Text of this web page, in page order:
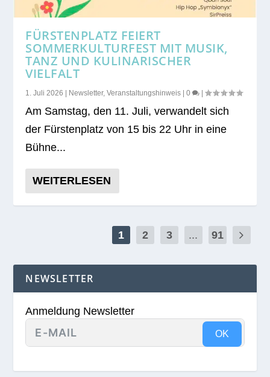
FÜRSTENPLATZ FEIERT
SOMMERKULTURFEST MIT MUSIK,
TANZ UND KULINARISCHER
VIELFALT
1. Juli 2026 | Newsletter,Veranstaltungshinweis |0 |
Am Sams­tag, den 11. Juli, ver­wan­delt sich
der Fürs­ten­platz von 15 bis 22 Uhr in eine
Bühne...
WEITERLESEN
1 2 3 ... 91
NEWSLETTER
Anmeldung Newsletter
OK